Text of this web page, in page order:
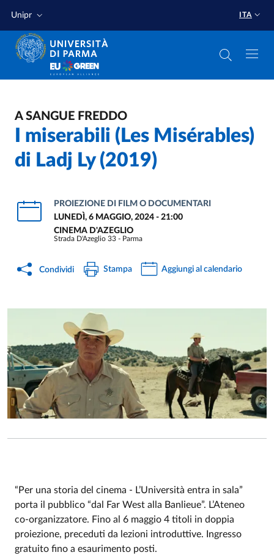
Unipr ITA
A SANGUE FREDDO
I miserabili (Les Misérables)
di Ladj Ly (2019)
PROIEZIONE DI FILM O DOCUMENTARI
LUNEDÌ, 6 MAGGIO, 2024 - 21:00
CINEMA D'AZEGLIO
Strada D'Azeglio 33 - Parma
Condividi Stampa Aggiungi al calendario
Event description
“Per una storia del cinema - L’Università entra in sala”
porta il pubblico “dal Far West alla Banlieue”. L’Ateneo
co-organizzatore. Fino al 6 maggio 4 titoli in doppia
proiezione, preceduti da lezioni introduttive. Ingresso
gratuito fino a esaurimento posti.